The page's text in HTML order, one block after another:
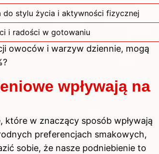
do stylu życia i aktywności fizycznej
i radości w gotowaniu
owoców i warzyw dziennie, mogą
wpływają na
w znaczący sposób wpływają
preferencjach smakowych,
sobie, że nasze podniebienie to